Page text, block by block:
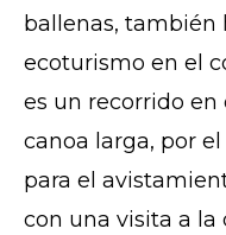
ballenas, también
ecoturismo en el
es un recorrido en
canoa larga, por
para el
con una visita a la